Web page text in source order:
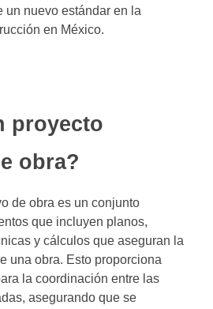
un nuevo estándar en la
en México.
proyecto
obra?
de obra es un conjunto
que incluyen planos,
y cálculos que aseguran la
una obra. Esto proporciona
la coordinación entre las
asegurando que se